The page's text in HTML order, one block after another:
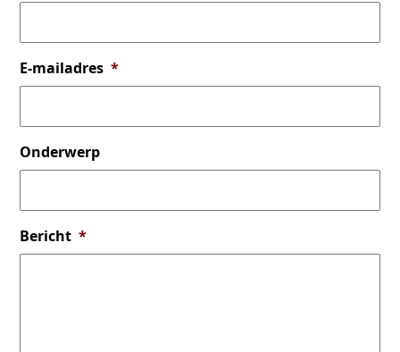
E-mailadres *
Onderwerp
Bericht *